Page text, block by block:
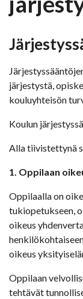
järjestystä,
kouluyhteisön
Koulun
Alla tiivistettynä
1. Oppilaan
Oppilaalla on
tukiopetukseen,
oikeus
oikeus
Oppilaan
tehtävät